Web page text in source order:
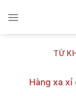
TỪ
Hàng xa